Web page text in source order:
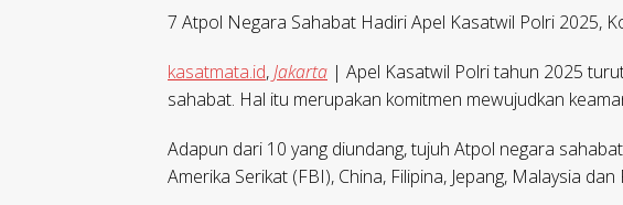
7 Atpol Negara Sahabat Hadiri Apel Kasatwil Polri 2025,
kasatmata.id,Jakarta | Apel Kasatwil Polri tahun 2025
sahabat. Hal itu merupakan komitmen mewujudkan
Adapun dari 10 yang diundang, tujuh Atpol negara
Amerika Serikat (FBI), China, Filipina, Jepang, Malaysia dan